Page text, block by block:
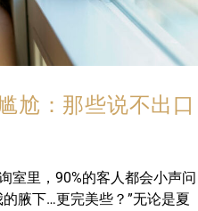
尬：那些说不出口
室里，90%的客人都会小声问
腋下…更完美些？”无论是夏